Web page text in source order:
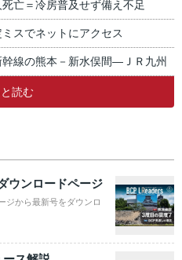
亡＝冷房普及せず備え不足
スでネットにアクセス
線の熊本－新水俣間―ＪＲ九州
読む
ウンロードページ
ジから最新号をダウンロ